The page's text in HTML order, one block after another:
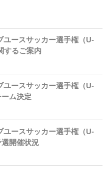
ユースサッカー選手権（U-
るご案内
ユースサッカー選手権（U-
ム決定
ユースサッカー選手権（U-
開催状況